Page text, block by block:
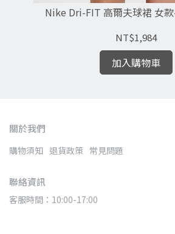
Nike Dri-FIT 高爾夫球裙 女
NT$1,984
加入購物車
關於我們
購物須知 退貨政策 常見問題
聯絡資訊
客服時間：10:00-17:00